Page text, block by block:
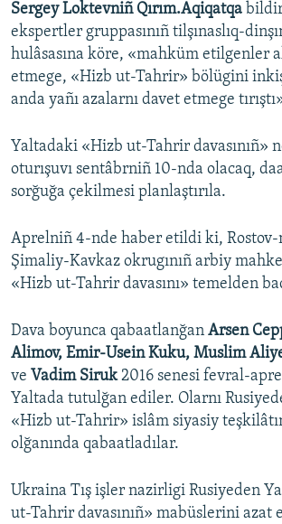
Sergey Loktevniñ Qırım.Aqiqatqa
ekspertler gruppasınıñ tilşınaslıq-
hulâsasına köre, «mahküm etilgenler
etmege, «Hizb ut-Tahrir» bölügini
anda yañı azalarnı davet etmege
Yaltadaki «Hizb ut-Tahrir davasınıñ»
oturışuvı sentâbrniñ 10-nda olacaq,
sorğuğa çekilmesi planlaştırıla.
Aprelniñ 4-nde haber etildi ki, Rostov-
Şimaliy-Kavkaz okrugınıñ arbiy
«Hizb ut-Tahrir davasını» temelden
Dava boyunca qabaatlanğan Arsen
Alimov, Emir-Usein Kuku, Muslim
ve Vadim Siruk2016 senesi fevral-
Yaltada tutulğan ediler. Olarnı
«Hizb ut-Tahrir» islâm siyasiy
olğanında qabaatladılar.
Ukraina Tış işler nazirligi Rusiyeden
ut-Tahrir davasınıñ» mabüslerini azat